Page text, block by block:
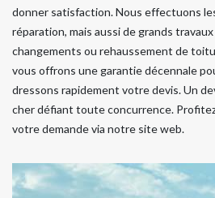
donner satisfaction. Nous effectuons
réparation, mais aussi de grands
changements ou rehaussement de
vous offrons une garantie décennale
dressons rapidement votre devis. Un
cher défiant toute concurrence.
votre demande via notre site web.